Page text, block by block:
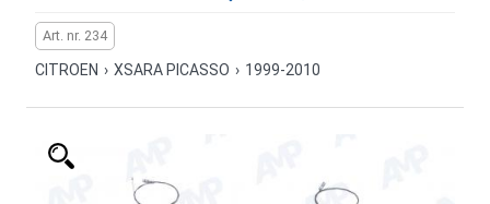
Art. nr. 234
CITROEN › XSARA PICASSO › 1999-2010